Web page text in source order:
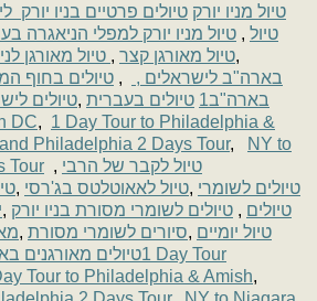
טיולים פרטיים בניו יורק טיול מניו יורק
טיול מניו יורק למפלי הניאגרה , טיול
טיול מאורגן , טיול מאורגן קצר,
בארה"ב לישראלים , טיולים בחוף ,
בארה"ב
טיולים, טיולים בעברית 1
DC, 1 Day Tour to Philadelphia &
Philadelphia 2 Days Tour,
NY to
Tour , טיול לקבר של הרבי
, טיול לאאוטלטס בג'רסי, טיולים לשומרי
, טיולים לשומרי מסורת בניו יורק , טיולים
, סיורים לשומרי מסורת, טיול יומיים
טיולים מאורגנים1 Day Tour
Tour to Philadelphia & Amish,